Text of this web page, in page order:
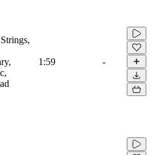
1:59 -